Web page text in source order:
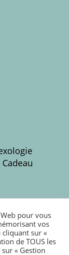
Cadeau
pour vous
vos
cliquant sur «
de TOUS les
« Gestion